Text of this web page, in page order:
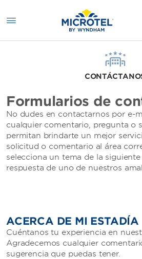
Formularios de
No dudes en contactarnos por e-
cualquier comentario, pregunta o
permitan brindarte un mejor
solicitud o comentario al área
selecciona un tema de la
respuesta de uno de nuestros
ACERCA DE MI ESTADÍA
Cuéntanos tu experiencia en
Agradecemos cualquier
sugerencia que puedas tener.